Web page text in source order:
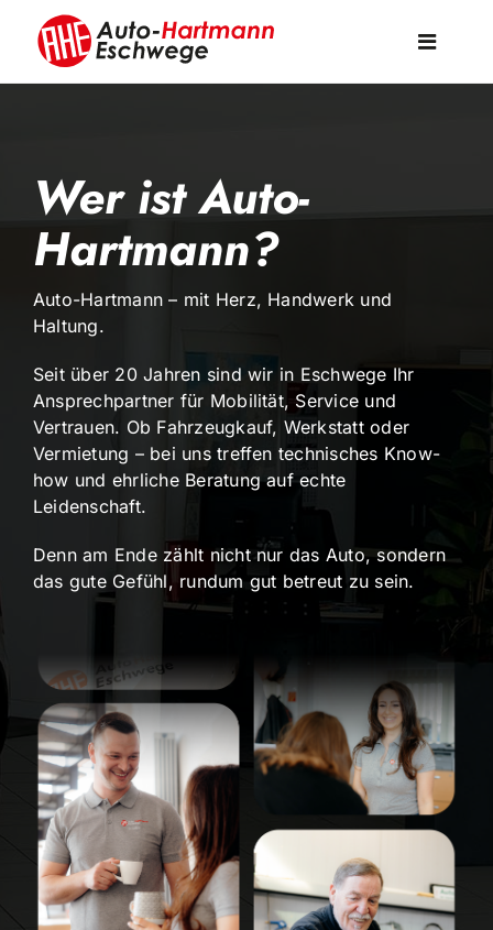
content
Toggle
Service
Vermietung
Über uns
Kontakt
Wer ist Auto-
Hartmann?
Auto-Hartmann – mit Herz, Handwerk und
Haltung.
Seit über 20 Jahren sind wir in Eschwege Ihr
Ansprechpartner für Mobilität, Service und
Vertrauen. Ob Fahrzeugkauf, Werkstatt oder
Vermietung – bei uns treffen technisches Know-
how und ehrliche Beratung auf echte
Leidenschaft.
Denn am Ende zählt nicht nur das Auto, sondern
das gute Gefühl, rundum gut betreut zu sein.